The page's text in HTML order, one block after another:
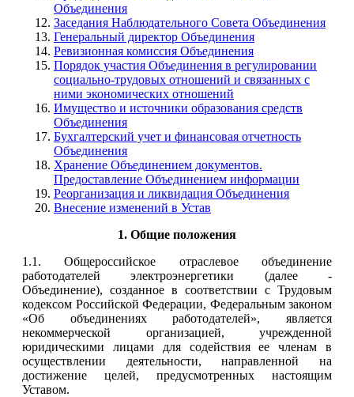
Объединения
Заседания Наблюдательного Совета Объединения
Генеральный директор Объединения
Ревизионная комиссия Объединения
Порядок участия Объединения в регулировании
социально-трудовых отношений и связанных с
ними экономических отношений
Имущество и источники образования средств
Объединения
Бухгалтерский учет и финансовая отчетность
Объединения
Хранение Объединением документов.
Предоставление Объединением информации
Реорганизация и ликвидация Объединения
Внесение изменений в Устав
1. Общие положения
1.1. Общероссийское отраслевое объединение
работодателей электроэнергетики (далее -
Объединение), созданное в соответствии с Трудовым
кодексом Российской Федерации, Федеральным законом
«Об объединениях работодателей», является
некоммерческой организацией, учрежденной
юридическими лицами для содействия ее членам в
осуществлении деятельности, направленной на
достижение целей, предусмотренных настоящим
Уставом.